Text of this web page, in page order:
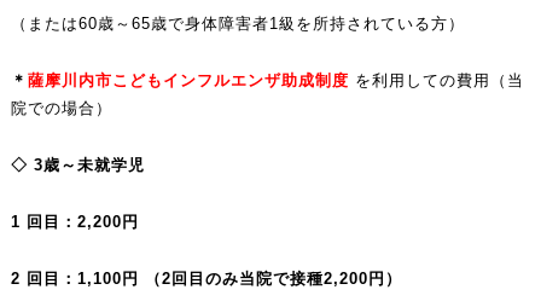
（または60歳～65歳で身体障害者1級を所持されている方）
＊ 薩摩川内市こどもインフルエンザ助成制度 を利用しての費用（当
院での場合）
◇ 3歳～未就学児
1 回目 ： 2,200 円
2 回目： 1,100 円 （2回目のみ当院で接種2,200 円）